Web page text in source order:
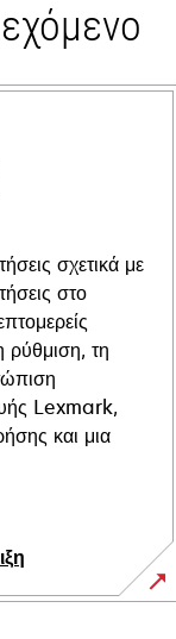
σχετικά με
στο
ρύθμιση, τη
Lexmark,
και μια